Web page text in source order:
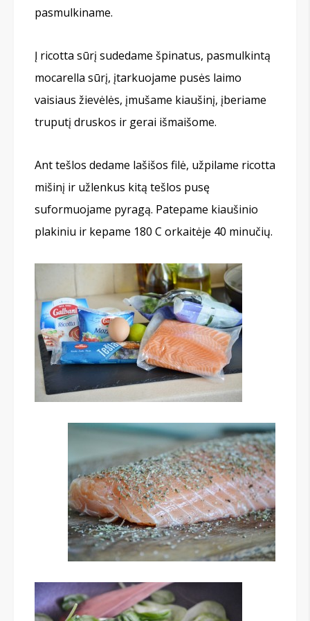
pasmulkiname.
Į ricotta sūrį sudedame špinatus, pasmulkintą
mocarella sūrį, įtarkuojame pusės laimo
vaisiaus žievėlės, įmušame kiaušinį, įberiame
truputį druskos ir gerai išmaišome.
Ant tešlos dedame lašišos filė, užpilame ricotta
mišinį ir užlenkus kitą tešlos pusę
suformuojame pyragą. Patepame kiaušinio
plakiniu ir kepame 180 C orkaitėje 40 minučių.